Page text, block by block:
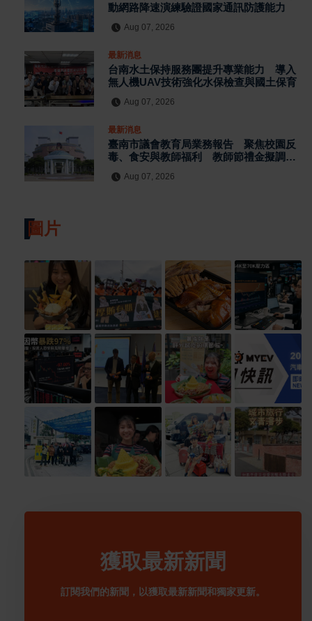
動網路降速演練驗證國家通訊防護能力
Aug 07, 2026
最新消息
台南水土保持服務團提升專業能力 導入
無人機UAV技術強化水保檢查與國土保育
Aug 07, 2026
最新消息
臺南市議會教育局業務報告 聚焦校園反
毒、食安與教師福利 教師節禮金擬調升
Aug 07, 2026
圖片
獲取最新新聞
訂閱我們的新聞，以獲取最新新聞和獨家更新。